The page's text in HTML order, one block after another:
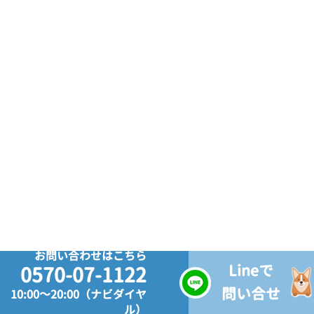
お問い合わせはこちら
0570-07-1122
10:00～20:00（ナビダイヤ
ル）
Lineで
問い合せ